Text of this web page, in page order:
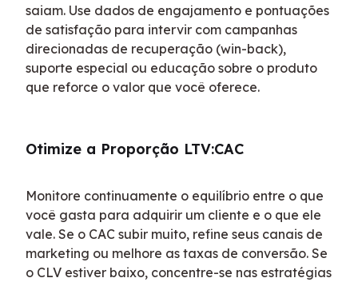
saiam. Use dados de engajamento e pontuações
de satisfação para intervir com campanhas
direcionadas de recuperação (win-back),
suporte especial ou educação sobre o produto
que reforce o valor que você oferece.
Otimize a Proporção LTV:CAC
Monitore continuamente o equilíbrio entre o que
você gasta para adquirir um cliente e o que ele
vale. Se o CAC subir muito, refine seus canais de
marketing ou melhore as taxas de conversão. Se
o CLV estiver baixo, concentre-se nas estratégias